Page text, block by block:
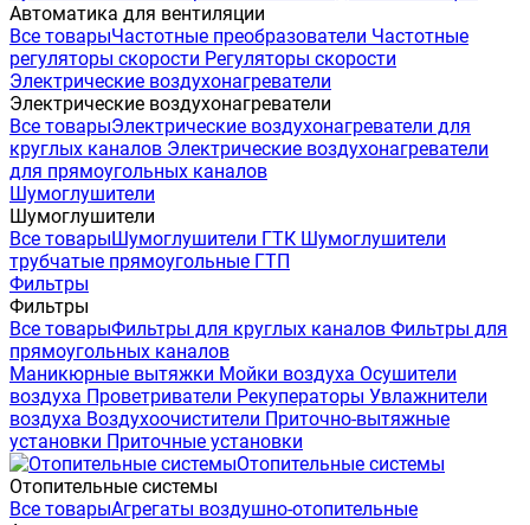
Автоматика для вентиляции
Все товарыЧастотные преобразователи Частотные
регуляторы скорости Регуляторы скорости
Электрические воздухонагреватели
Электрические воздухонагреватели
Все товарыЭлектрические воздухонагреватели для
круглых каналов Электрические воздухонагреватели
для прямоугольных каналов
Шумоглушители
Шумоглушители
Все товарыШумоглушители ГТК Шумоглушители
трубчатые прямоугольные ГТП
Фильтры
Фильтры
Все товарыФильтры для круглых каналов Фильтры для
прямоугольных каналов
Маникюрные вытяжки Мойки воздуха Осушители
воздуха Проветриватели Рекуператоры Увлажнители
воздуха Воздухоочистители Приточно-вытяжные
установки Приточные установки
Отопительные системы
Отопительные системы
Все товарыАгрегаты воздушно-отопительные